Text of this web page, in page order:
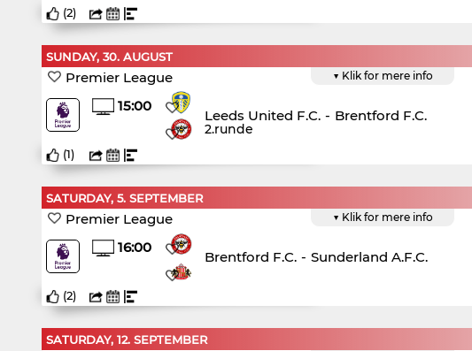
(2)
SUNDAY, 30. AUGUST
▼ Klik for mere info
Premier League
15:00
Leeds United F.C. - Brentford F.C.
2.runde
(1)
SATURDAY, 5. SEPTEMBER
▼ Klik for mere info
Premier League
16:00
Brentford F.C. - Sunderland A.F.C.
(2)
SATURDAY, 12. SEPTEMBER